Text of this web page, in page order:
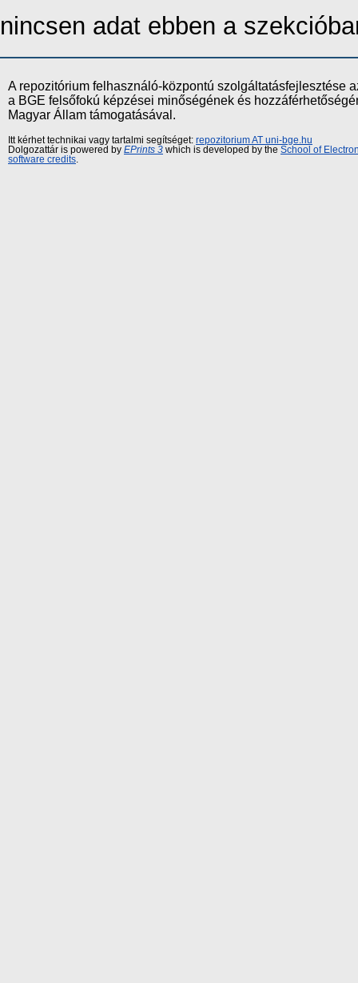
nincsen adat ebben a
A repozitórium felhasználó-központú szolgáltatásfejlesztése
a BGE felsőfokú képzései minőségének és
Magyar Állam támogatásával.
Itt kérhet technikai vagy tartalmi segítséget: repozitorium AT uni-bge.hu
Dolgozattár is powered by EPrints 3 which is developed by the School of
software credits